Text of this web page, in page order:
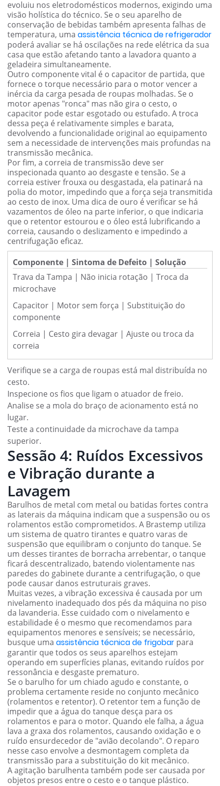
evoluiu nos eletrodomésticos modernos, exigindo uma
visão holística do técnico. Se o seu aparelho de
conservação de bebidas também apresenta falhas de
temperatura, uma assistência técnica de refrigerador
poderá avaliar se há oscilações na rede elétrica da sua
casa que estão afetando tanto a lavadora quanto a
geladeira simultaneamente.
Outro componente vital é o capacitor de partida, que
fornece o torque necessário para o motor vencer a
inércia da carga pesada de roupas molhadas. Se o
motor apenas "ronca" mas não gira o cesto, o
capacitor pode estar esgotado ou estufado. A troca
dessa peça é relativamente simples e barata,
devolvendo a funcionalidade original ao equipamento
sem a necessidade de intervenções mais profundas na
transmissão mecânica.
Por fim, a correia de transmissão deve ser
inspecionada quanto ao desgaste e tensão. Se a
correia estiver frouxa ou desgastada, ela patinará na
polia do motor, impedindo que a força seja transmitida
ao cesto de inox. Uma dica de ouro é verificar se há
vazamentos de óleo na parte inferior, o que indicaria
que o retentor estourou e o óleo está lubrificando a
correia, causando o deslizamento e impedindo a
centrifugação eficaz.
Componente | Sintoma de Defeito | Solução
Trava da Tampa | Não inicia rotação | Troca da
microchave
Capacitor | Motor sem força | Substituição do
componente
Correia | Cesto gira devagar | Ajuste ou troca da
correia
Verifique se a carga de roupas está mal distribuída no
cesto.
Inspecione os fios que ligam o atuador de freio.
Analise se a mola do braço de acionamento está no
lugar.
Teste a continuidade da microchave da tampa
superior.
Sessão 4: Ruídos Excessivos
e Vibração durante a
Lavagem
Barulhos de metal com metal ou batidas fortes contra
as laterais da máquina indicam que a suspensão ou os
rolamentos estão comprometidos. A Brastemp utiliza
um sistema de quatro tirantes e quatro varas de
suspensão que equilibram o conjunto do tanque. Se
um desses tirantes de borracha arrebentar, o tanque
ficará descentralizado, batendo violentamente nas
paredes do gabinete durante a centrifugação, o que
pode causar danos estruturais graves.
Muitas vezes, a vibração excessiva é causada por um
nivelamento inadequado dos pés da máquina no piso
da lavanderia. Esse cuidado com o nivelamento e
estabilidade é o mesmo que recomendamos para
equipamentos menores e sensíveis; se necessário,
busque uma assistência técnica de frigobar para
garantir que todos os seus aparelhos estejam
operando em superfícies planas, evitando ruídos por
ressonância e desgaste prematuro.
Se o barulho for um chiado agudo e constante, o
problema certamente reside no conjunto mecânico
(rolamentos e retentor). O retentor tem a função de
impedir que a água do tanque desça para os
rolamentos e para o motor. Quando ele falha, a água
lava a graxa dos rolamentos, causando oxidação e o
ruído ensurdecedor de "avião decolando". O reparo
nesse caso envolve a desmontagem completa da
transmissão para a substituição do kit mecânico.
A agitação barulhenta também pode ser causada por
objetos presos entre o cesto e o tanque plástico.